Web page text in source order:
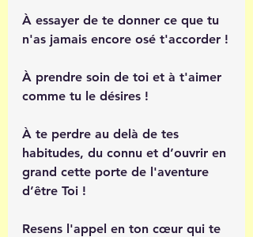
À essayer de te donner ce que tu
n'as jamais encore osé t'accorder !
À prendre soin de toi et à t'aimer
comme tu le désires !
À te perdre au delà de tes
habitudes, du connu et d’ouvrir en
grand cette porte de l'aventure
d’être Toi !
Resens l'appel en ton cœur qui te